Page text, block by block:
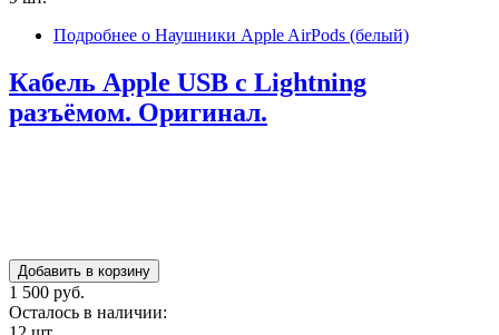
Подробнее о Наушники Apple AirPods (белый)
Кабель Apple USB с Lightning
разъёмом. Оригинал.
1 500 руб.
Осталось в наличии: